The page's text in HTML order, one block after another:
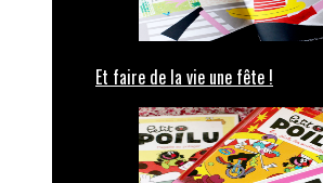
Et faire de la vie une fête !